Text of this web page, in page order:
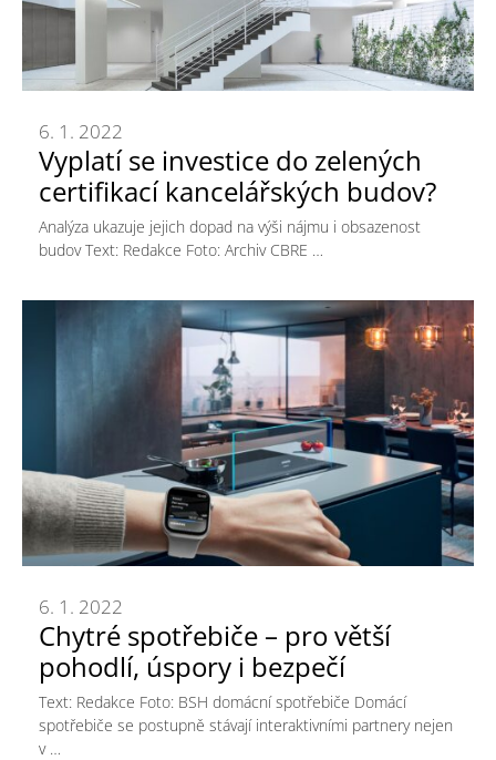
Vyplatí se investice do zelených
certifikací kancelářských budov?
6. 1. 2022
Analýza ukazuje jejich dopad na výši nájmu i obsazenost
budov Text: Redakce Foto: Archiv CBRE …
Chytré spotřebiče – pro větší
pohodlí, úspory i bezpečí
6. 1. 2022
Text: Redakce Foto: BSH domácní spotřebiče Domácí
spotřebiče se postupně stávají interaktivními partnery nejen
v …